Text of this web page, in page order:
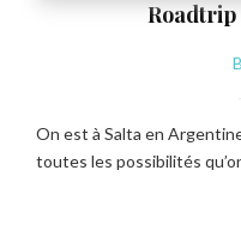
Roadtrip
On est à Salta en
toutes les possibilités